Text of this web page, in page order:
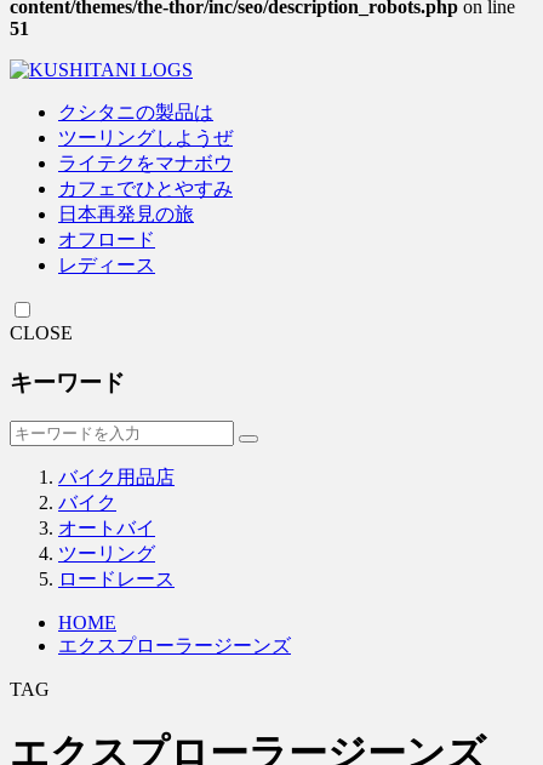
content/themes/the-thor/inc/seo/description_robots.php on line
51
クシタニの製品は
ツーリングしようぜ
ライテクをマナボウ
カフェでひとやすみ
日本再発見の旅
オフロード
レディース
CLOSE
キーワード
バイク用品店
バイク
オートバイ
ツーリング
ロードレース
HOME
エクスプローラージーンズ
TAG
エクスプローラージーンズ